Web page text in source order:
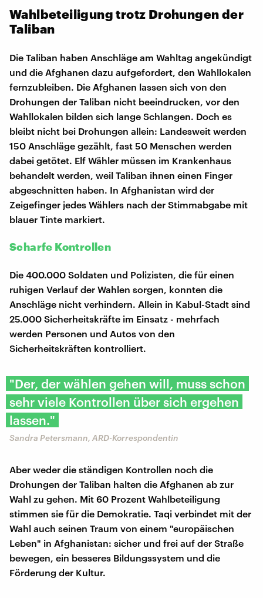
Wahlbeteiligung trotz Drohungen der
Taliban
Die Taliban haben Anschläge am Wahltag angekündigt
und die Afghanen dazu aufgefordert, den Wahllokalen
fernzubleiben. Die Afghanen lassen sich von den
Drohungen der Taliban nicht beeindrucken, vor den
Wahllokalen bilden sich lange Schlangen. Doch es
bleibt nicht bei Drohungen allein: Landesweit werden
150 Anschläge gezählt, fast 50 Menschen werden
dabei getötet. Elf Wähler müssen im Krankenhaus
behandelt werden, weil Taliban ihnen einen Finger
abgeschnitten haben. In Afghanistan wird der
Zeigefinger jedes Wählers nach der Stimmabgabe mit
blauer Tinte markiert.
Scharfe Kontrollen
Die 400.000 Soldaten und Polizisten, die für einen
ruhigen Verlauf der Wahlen sorgen, konnten die
Anschläge nicht verhindern. Allein in Kabul-Stadt sind
25.000 Sicherheitskräfte im Einsatz - mehrfach
werden Personen und Autos von den
Sicherheitskräften kontrolliert.
"Der, der wählen gehen will, muss schon
sehr viele Kontrollen über sich ergehen
lassen."
Sandra Petersmann, ARD-Korrespondentin
Aber weder die ständigen Kontrollen noch die
Drohungen der Taliban halten die Afghanen ab zur
Wahl zu gehen. Mit 60 Prozent Wahlbeteiligung
stimmen sie für die Demokratie. Taqi verbindet mit der
Wahl auch seinen Traum von einem "europäischen
Leben" in Afghanistan: sicher und frei auf der Straße
bewegen, ein besseres Bildungssystem und die
Förderung der Kultur.